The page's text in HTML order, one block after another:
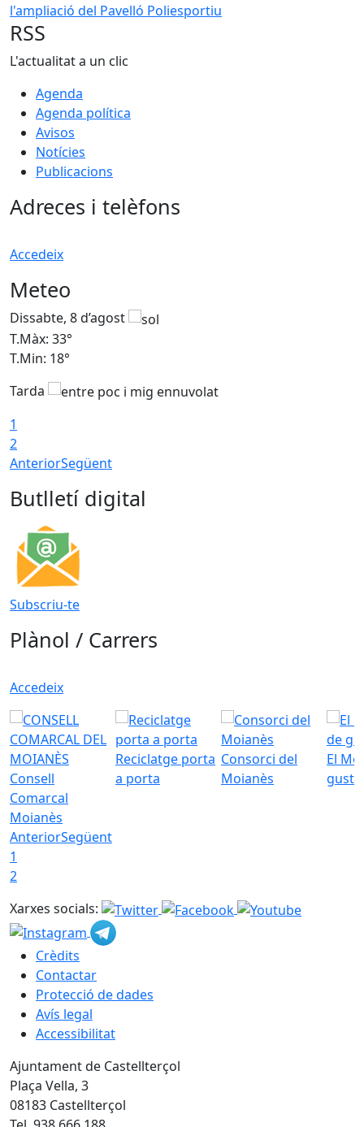
RSS
L'actualitat a un clic
Agenda
Agenda política
Avisos
Notícies
Publicacions
Adreces i telèfons
Accedeix
Meteo
Dissabte, 8 d’agost
T.Màx: 33°
T.Min: 18°
Tarda
1
2
AnteriorSegüent
Butlletí digital
Subscriu-te
Plànol / Carrers
Accedeix
Consell
Comarcal
Moianès
Reciclatge porta
a porta
Consorci del
Moianès
El
gust
AnteriorSegüent
1
2
Xarxes socials:
Crèdits
Contactar
Protecció de dades
Avís legal
Accessibilitat
Ajuntament de Castellterçol
Plaça Vella, 3
08183 Castellterçol